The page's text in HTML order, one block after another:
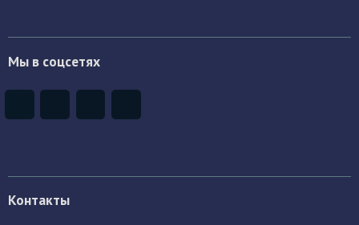
Мы в соцсетях
Контакты